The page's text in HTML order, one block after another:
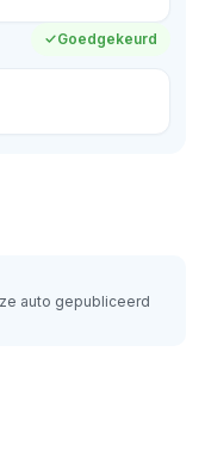
Goedgekeurd
auto gepubliceerd